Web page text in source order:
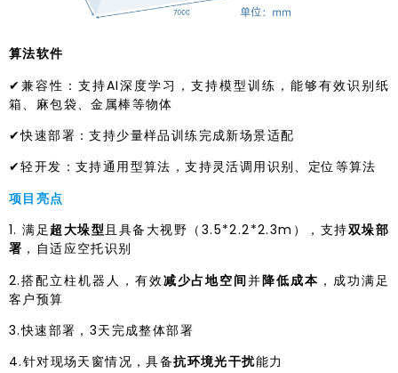
算法软件
✔兼容性：支持AI深度学习，支持模型训练，能够有效识别纸
箱、麻包袋、金属棒等物体
✔快速部署：支持少量样品训练完成新场景适配
✔轻开发：支持通用型算法，支持灵活调用识别、定位等算法
项目亮点
1. 满足超大垛型且具备大视野（3.5*2.2*2.3m），支持双垛部
署 ，自适应空托识别
2.搭配立柱机器人，有效减少占地空间并降低成本 ，成功满足
客户预算
3.快速部署，3天完成整体部署
4.针对现场天窗情况，具备抗环境光干扰能力